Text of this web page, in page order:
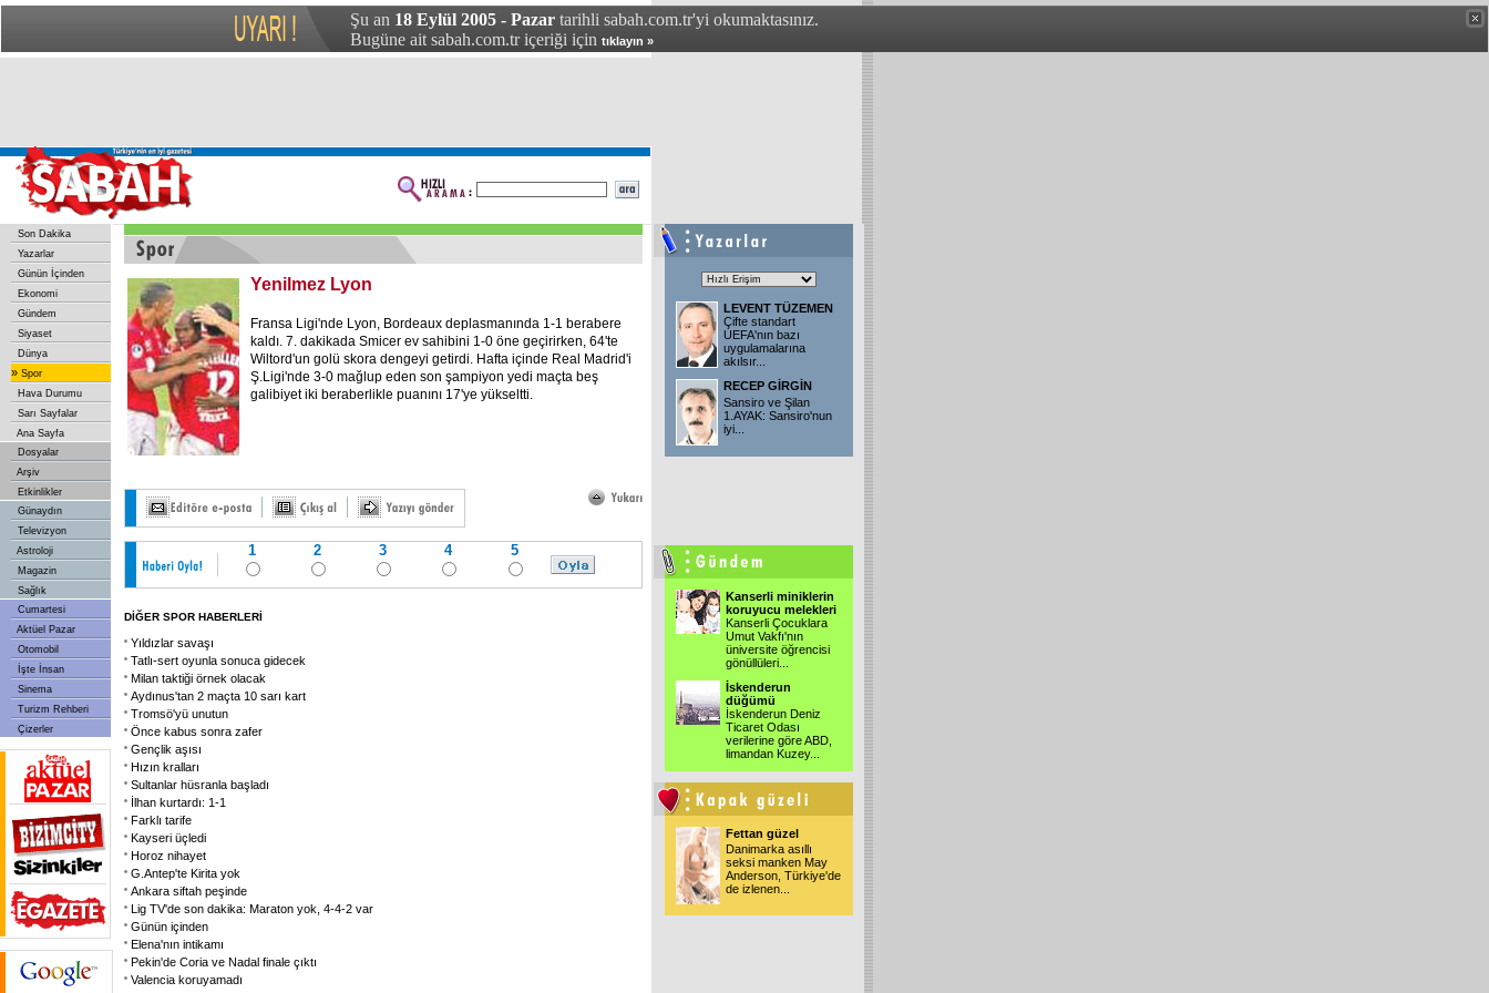
Şu an 18 Eylül 2005 - Pazar tarihli sabah.com.tr'yi okumaktasınız.
Bugüne ait sabah.com.tr içeriği için tıklayın »
Son Dakika
Yazarlar
Günün İçinden
Ekonomi
Gündem
Siyaset
Dünya
» Spor
Hava Durumu
Sarı Sayfalar
Ana Sayfa
Dosyalar
Arşiv
Etkinlikler
Günaydın
Televizyon
Astroloji
Magazin
Sağlık
Cumartesi
Aktüel Pazar
Otomobil
İşte İnsan
Sinema
Turizm Rehberi
Çizerler
Yenilmez Lyon
Fransa Ligi'nde Lyon, Bordeaux deplasmanında 1-1 berabere
kaldı. 7. dakikada Smicer ev sahibini 1-0 öne geçirirken, 64'te
Wiltord'un golü skora dengeyi getirdi. Hafta içinde Real Madrid'i
Ş.Ligi'nde 3-0 mağlup eden son şampiyon yedi maçta beş
galibiyet iki beraberlikle puanını 17'ye yükseltti.
1 2 3 4 5
DİĞER SPOR HABERLERİ
Yıldızlar savaşı
Tatlı-sert oyunla sonuca gidecek
Milan taktiği örnek olacak
Aydınus'tan 2 maçta 10 sarı kart
Tromsö'yü unutun
Önce kabus sonra zafer
Gençlik aşısı
Hızın kralları
Sultanlar hüsranla başladı
İlhan kurtardı: 1-1
Farklı tarife
Kayseri üçledi
Horoz nihayet
G.Antep'te Kirita yok
Ankara siftah peşinde
Lig TV'de son dakika: Maraton yok, 4-4-2 var
Günün içinden
Elena'nın intikamı
Pekin'de Coria ve Nadal finale çıktı
Valencia koruyamadı
LEVENT TÜZEMEN
Çifte standart
UEFA'nın bazı
uygulamalarına
akılsır...
RECEP GİRGİN
Sansiro ve Şilan
1.AYAK: Sansiro'nun
iyi...
Kanserli miniklerin
koruyucu melekleri
Kanserli Çocuklara
Umut Vakfı'nın
üniversite öğrencisi
gönüllüleri...
İskenderun
düğümü
İskenderun Deniz
Ticaret Odası
verilerine göre ABD,
limandan Kuzey...
Fettan güzel
Danimarka asıllı
seksi manken May
Anderson, Türkiye'de
de izlenen...